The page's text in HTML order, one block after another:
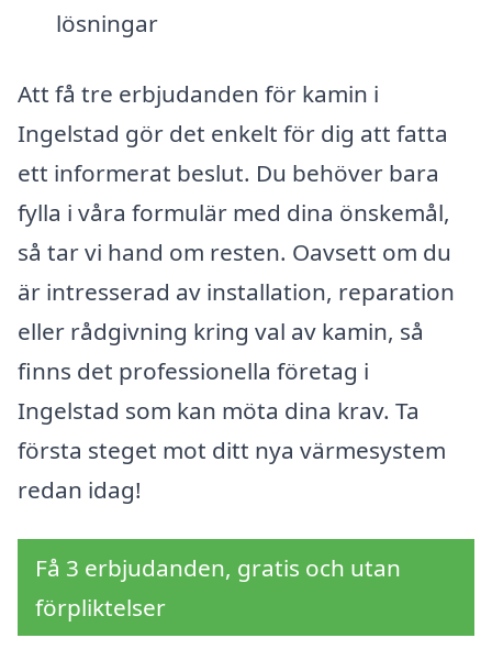
lösningar
Att få tre erbjudanden för kamin i
Ingelstad gör det enkelt för dig att fatta
ett informerat beslut. Du behöver bara
fylla i våra formulär med dina önskemål,
så tar vi hand om resten. Oavsett om du
är intresserad av installation, reparation
eller rådgivning kring val av kamin, så
finns det professionella företag i
Ingelstad som kan möta dina krav. Ta
första steget mot ditt nya värmesystem
redan idag!
Få 3 erbjudanden, gratis och utan
förpliktelser